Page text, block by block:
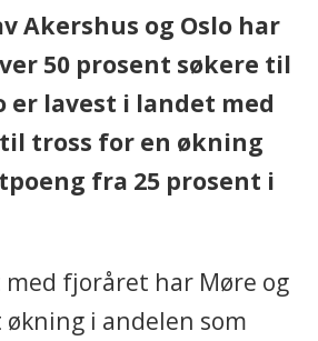
Akershus og Oslo har
50 prosent søkere til
er lavest i landet med
tross for en økning
fra 25 prosent i
fjoråret har Møre og
økning i andelen som